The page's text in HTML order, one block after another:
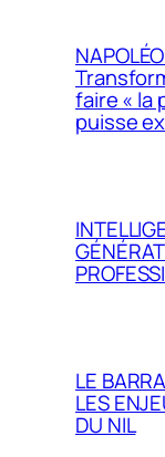
faire « la
puisse
LE
LES
DU NIL